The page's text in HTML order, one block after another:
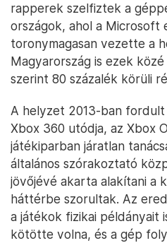
rapperek szelfiztek a
országok, ahol a Microsoft
toronymagasan vezette a
Magyarország is ezek
szerint 80 százalék körüli
A helyzet 2013-ban
Xbox 360 utódja, az Xbox
játékiparban járatlan
általános szórakoztató
jövőjévé akarta alakítani a
háttérbe szorultak. Az
a játékok fizikai példányait
kötötte volna, és a gép